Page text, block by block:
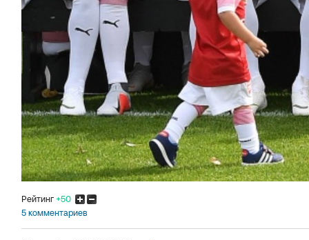
Рейтинг+50
5 комментариев